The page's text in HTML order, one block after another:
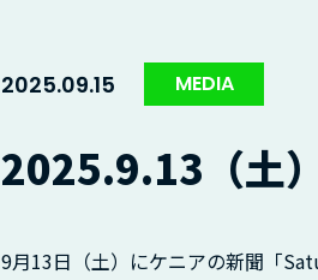
2025.09.15 MEDIA
2025.9.13（土
9月13日（土）にケニアの新聞「